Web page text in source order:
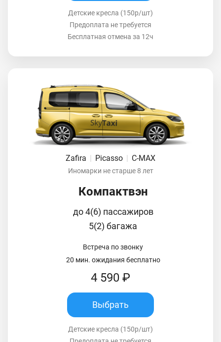
Детские кресла (150р/шт)
Предоплата не требуется
Бесплатная отмена за 12ч
Zafira | Picasso | C-MAX
Иномарки не старше 8 лет
Компактвэн
до 4(6) пассажиров
5(2) багажа
Встреча по звонку
20 мин. ожидания бесплатно
4 590 ₽
Выбрать
Детские кресла (150р/шт)